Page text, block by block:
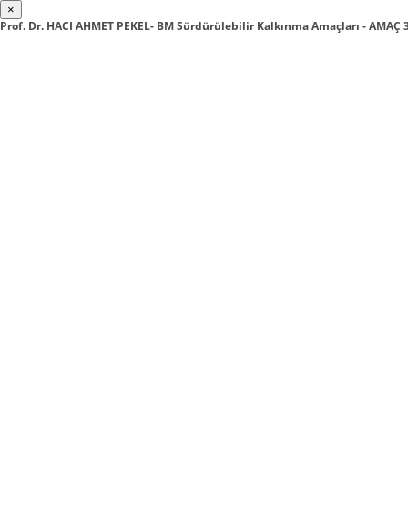
×
Prof. Dr. HACI AHMET PEKEL- BM Sürdürülebilir Kalkınma Amaçları - AMAÇ